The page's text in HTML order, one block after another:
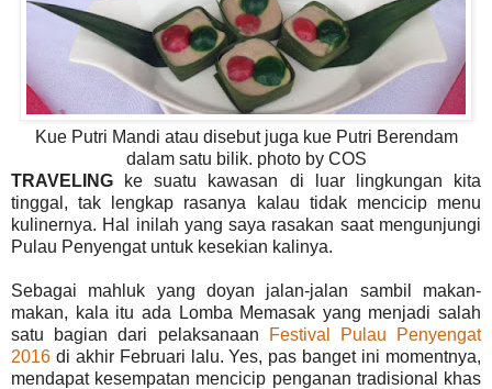
Kue Putri Mandi atau disebut juga kue Putri Berendam
dalam satu bilik. photo by COS
TRAVELING ke suatu kawasan di luar lingkungan kita
tinggal, tak lengkap rasanya kalau tidak mencicip menu
kulinernya. Hal inilah yang saya rasakan saat mengunjungi
Pulau Penyengat untuk kesekian kalinya.
Sebagai mahluk yang doyan jalan-jalan sambil makan-
makan, kala itu ada Lomba Memasak yang menjadi salah
satu bagian dari pelaksanaan
Festival Pulau Penyengat
2016 di akhir Februari lalu. Yes, pas banget ini momentnya,
mendapat kesempatan mencicip penganan tradisional khas